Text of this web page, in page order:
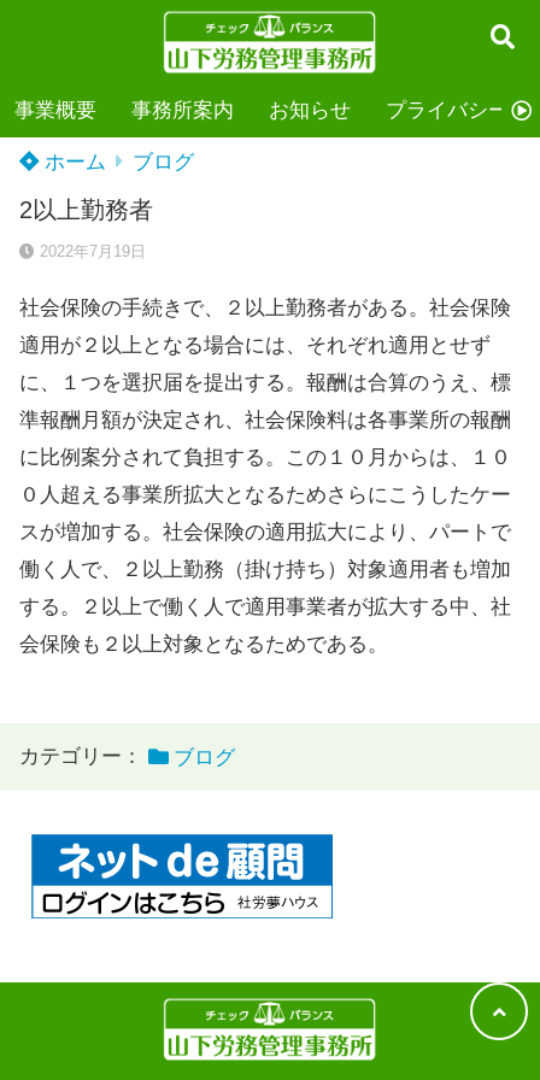
事業概要 事務所案内 お知らせ プライバシーポ
ホーム ブログ
2以上勤務者
2022年7月19日
社会保険の手続きで、２以上勤務者がある。社会保険
適用が２以上となる場合には、それぞれ適用とせず
に、１つを選択届を提出する。報酬は合算のうえ、標
準報酬月額が決定され、社会保険料は各事業所の報酬
に比例案分されて負担する。この１０月からは、１０
０人超える事業所拡大となるためさらにこうしたケー
スが増加する。社会保険の適用拡大により、パートで
働く人で、２以上勤務（掛け持ち）対象適用者も増加
する。２以上で働く人で適用事業者が拡大する中、社
会保険も２以上対象となるためである。
カテゴリー： ブログ